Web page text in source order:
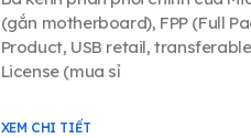
(gắn motherboard), FPP (Full
Product, USB retail,
License (mua sỉ
XEM CHI TIẾT